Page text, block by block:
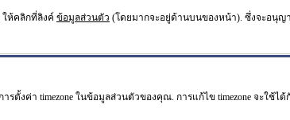
ห้คลิกที่ลิงค์ ข้อมูลส่วนตัว (โดยมากจะอยู่ด้านบนของหน้า). ซึ่งจะอนุ
ตั้งค่า timezone ในข้อมูลส่วนตัวของคุณ. การแก้ไข timezone จะใ